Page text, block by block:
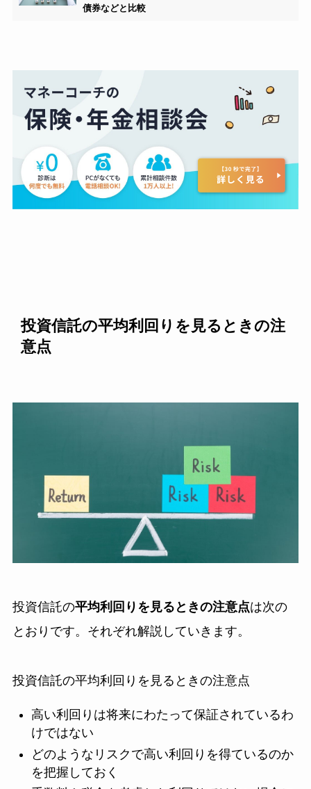
債券などと比較
投資信託の平均利回りを見るときの注
意点
投資信託の平均利回りを見るときの注意点は次の
とおりです。それぞれ解説していきます。
投資信託の平均利回りを見るときの注意点
高い利回りは将来にわたって保証されているわ
けではない
どのようなリスクで高い利回りを得ているのか
を把握しておく